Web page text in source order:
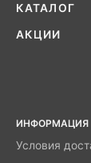
КАТАЛОГ
АКЦИИ
ИНФОРМАЦИЯ
Условия